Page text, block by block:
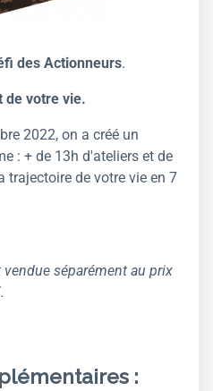
des Actionneurs.
de votre vie.
2022, on a créé un
: + de 13h d'ateliers et de
trajectoire de votre vie en 7
séparément au prix
: